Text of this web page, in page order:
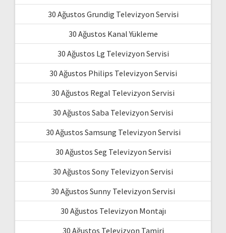
30 Ağustos Grundig Televizyon Servisi
30 Ağustos Kanal Yükleme
30 Ağustos Lg Televizyon Servisi
30 Ağustos Philips Televizyon Servisi
30 Ağustos Regal Televizyon Servisi
30 Ağustos Saba Televizyon Servisi
30 Ağustos Samsung Televizyon Servisi
30 Ağustos Seg Televizyon Servisi
30 Ağustos Sony Televizyon Servisi
30 Ağustos Sunny Televizyon Servisi
30 Ağustos Televizyon Montajı
30 Ağustos Televizyon Tamiri